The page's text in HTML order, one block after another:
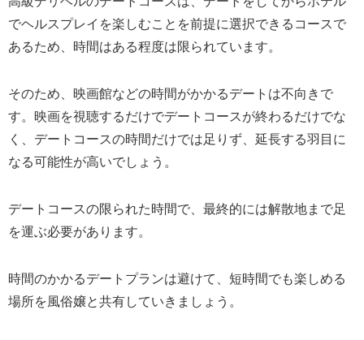
でヘルスプレイを楽しむことを前提に選択できるコースで
あるため、時間はある程度は限られています。
そのため、映画館などの時間がかかるデートは不向きで
す。映画を視聴するだけでデートコースが終わるだけでな
く、デートコースの時間だけでは足りず、延長する羽目に
なる可能性が高いでしょう。
デートコースの限られた時間で、最終的には解散地まで足
を運ぶ必要があります。
時間のかかるデートプランは避けて、短時間でも楽しめる
場所を風俗嬢と共有していきましょう。